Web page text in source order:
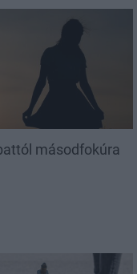
másodfokúra